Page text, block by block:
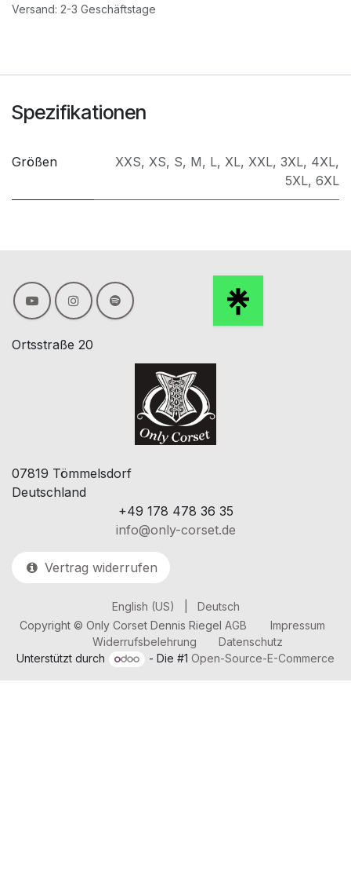
Versand: 2-3 Geschäftstage
Spezifikationen
Größen XXS, XS, S, M, L, XL, XXL, 3XL, 4XL,
5XL, 6XL
Ortsstraße 20
07819 Tömmelsdorf
Deutschland
+49 178 478 36 35
info@only-corset.de
Vertrag widerrufen
Copyright © Only Corset Dennis Riegel AGB ​Impressum
Widerrufsbelehrung
Datenschutz
English (US) Deutsch
Unterstützt durch - Die #1Open-Source-E-Commerce